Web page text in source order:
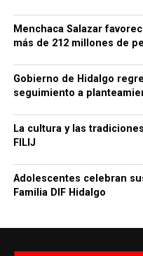
Menchaca Salazar
más de 212 millones de
Gobierno de Hidalgo
seguimiento a
La cultura y las
FILIJ
Adolescentes celebran
Familia DIF Hidalgo